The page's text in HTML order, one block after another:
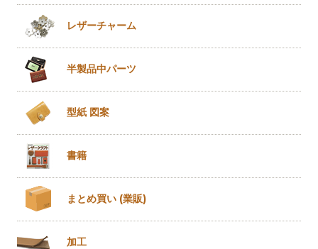
レザーチャーム
半製品中パーツ
型紙 図案
書籍
まとめ買い (業販)
加工